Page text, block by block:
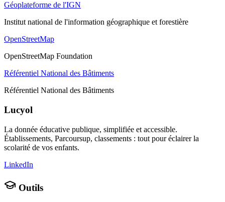
Géoplateforme de l'IGN
Institut national de l'information géographique et forestière
OpenStreetMap
OpenStreetMap Foundation
Référentiel National des Bâtiments
Référentiel National des Bâtiments
Lucyol
La donnée éducative publique, simplifiée et accessible.
Établissements, Parcoursup, classements : tout pour éclairer la
scolarité de vos enfants.
LinkedIn
Outils